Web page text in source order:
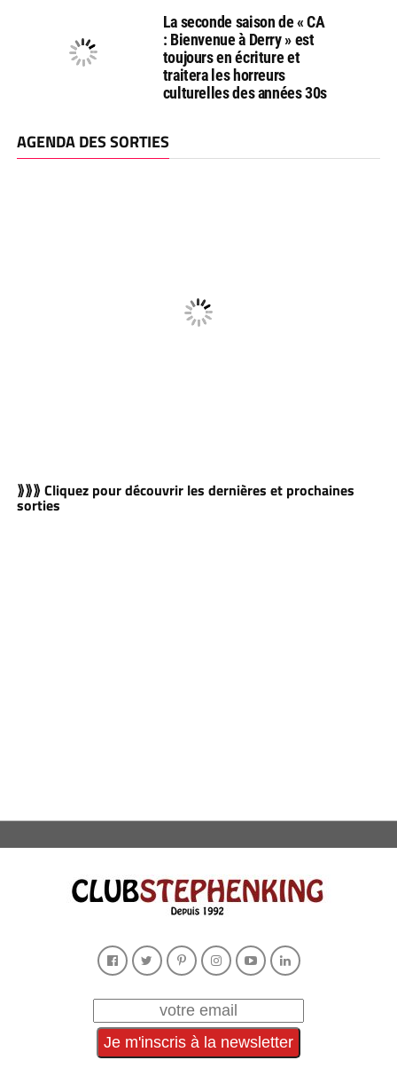
La seconde saison de « CA
: Bienvenue à Derry » est
toujours en écriture et
traitera les horreurs
culturelles des années 30s
AGENDA DES SORTIES
⟫⟫⟫ Cliquez pour découvrir les dernières et prochaines
sorties